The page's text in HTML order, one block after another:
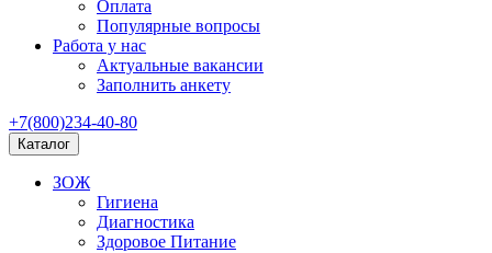
Оплата
Популярные вопросы
Работа у нас
Актуальные вакансии
Заполнить анкету
+7(800)234-40-80
Каталог
ЗОЖ
Гигиена
Диагностика
Здоровое Питание